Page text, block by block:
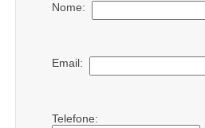
Nome:
Email:
Telefone: